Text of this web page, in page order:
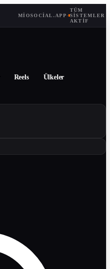
MIOSOCIAL.APP·
TÜM
SISTEMLER
AKTIF
Reels Ülkeler